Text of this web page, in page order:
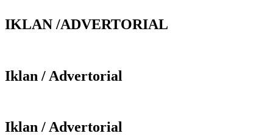
IKLAN /ADVERTORIAL
Iklan / Advertorial
Iklan / Advertorial